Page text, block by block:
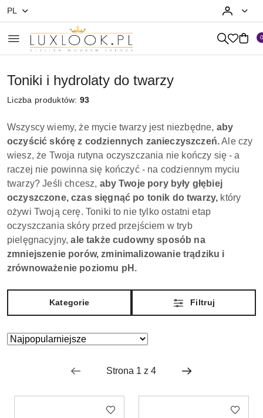
Przejdź do treści głównej
Przejdź do wyszukiwarki
Przejdź do moje konto
Przejdź do menu głównego
Przejdź do stopki
0
PL
Toniki i hydrolaty do twarzy
Liczba produktów:93
Wszyscy wiemy, że mycie twarzy jest niezbędne, aby
oczyścić skórę z codziennych zanieczyszczeń.Ale czy
wiesz, że Twoja rutyna oczyszczania nie kończy się - a
raczej nie powinna się kończyć - na codziennym myciu
twarzy? Jeśli chcesz, aby Twoje pory były głębiej
oczyszczone, czas sięgnąć po tonik do twarzy, który
ożywi Twoją cerę. Toniki to nie tylko ostatni etap
oczyszczania skóry przed przejściem w tryb
pielęgnacyjny,ale także cudowny sposób na
zmniejszenie porów, zminimalizowanie trądziku i
zrównoważenie poziomu pH.
Kategorie Filtruj
Zastosowano
Najpopularniejsze.
Sortuj